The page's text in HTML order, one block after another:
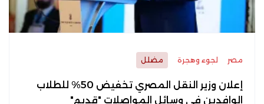
مصر لجوء وهجرة مضلل
إعلان وزير النقل المصري تخفيض 50% للطلاب
الوافدين في وسائل المواصلات "قديم"